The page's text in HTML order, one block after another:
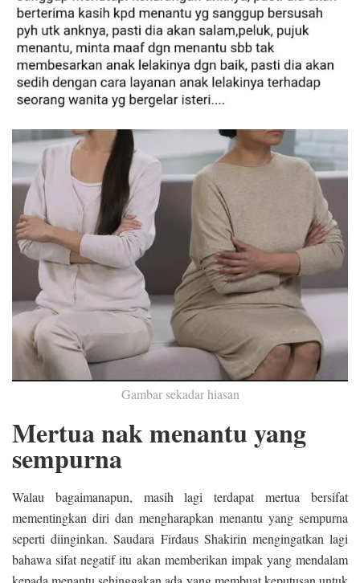
Gambar sekadar hiasan
Mertua nak menantu yang
sempurna
Walau bagaimanapun, masih lagi terdapat mertua bersifat
mementingkan diri dan mengharapkan menantu yang sempurna
seperti diinginkan. Saudara Firdaus Shakirin mengingatkan lagi
bahawa sifat negatif itu akan memberikan impak yang mendalam